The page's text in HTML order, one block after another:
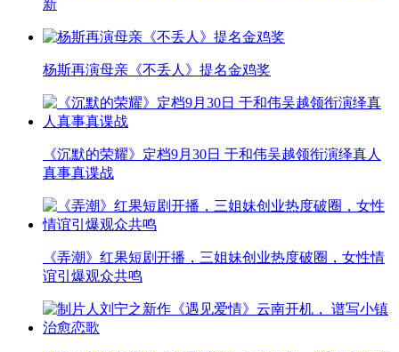
新
杨斯再演母亲《不丢人》提名金鸡奖
《沉默的荣耀》定档9月30日 于和伟吴越领衔演绎真人
真事真谍战
《弄潮》红果短剧开播，三姐妹创业热度破圈，女性情
谊引爆观众共鸣